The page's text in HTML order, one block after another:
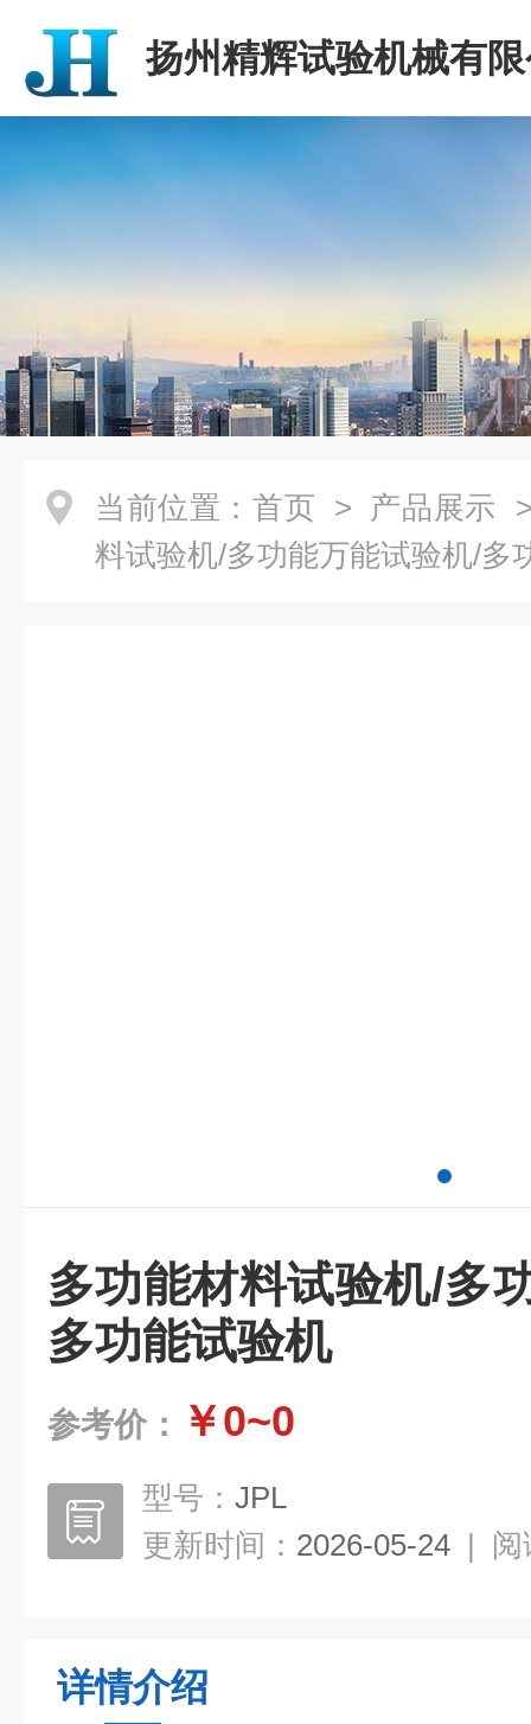
扬州精辉试验机械有
当前位置： 首页 > 产品展示
料试验机/多功能万能试验机/多
多功能材料试验机/多
多功能试验机
参考价： ￥0~0
型号： JPL
更新时间： 2026-05-24 | 阅
详情介绍